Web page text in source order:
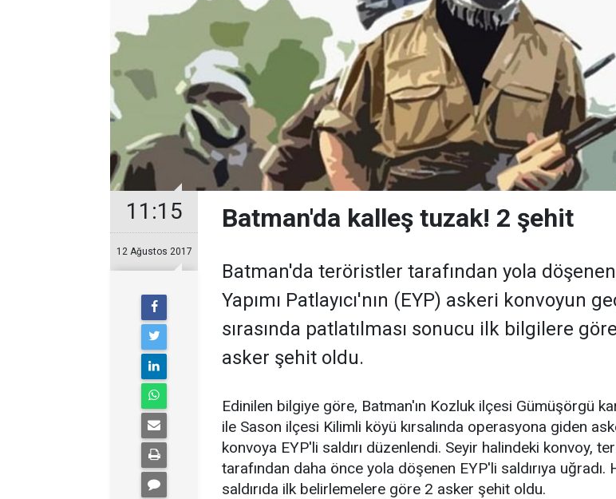
11:15
12 Ağustos 2017
Batman'da kalleş tuzak! 2 şehit
Batman'da teröristler tarafından yola döşenen
Yapımı Patlayıcı'nın (EYP) askeri konvoyun
sırasında patlatılması sonucu ilk bilgilere
asker şehit oldu.
Edinilen bilgiye göre, Batman'ın Kozluk ilçesi Gümüşörgü
ile Sason ilçesi Kilimli köyü kırsalında operasyona giden
konvoya EYP'li saldırı düzenlendi. Seyir halindeki konvoy,
tarafından daha önce yola döşenen EYP'li saldırıya uğradı.
saldırıda ilk belirlemelere göre 2 asker şehit oldu.